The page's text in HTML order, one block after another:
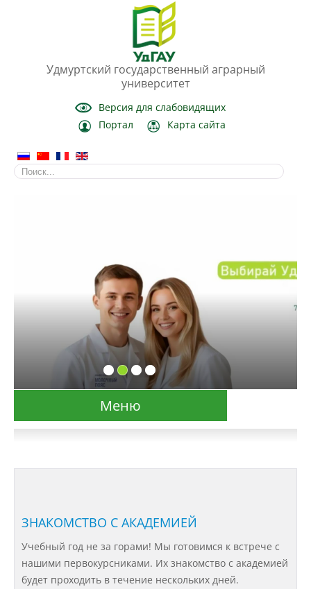
Удмуртский государственный аграрный
университет
Версия для слабовидящих
Портал
Карта сайта
Меню
Основные сведения
образовательной организацией
Документы
ЗНАКОМСТВО С АКАДЕМИЕЙ
Учебный год не за горами! Мы готовимся к встрече с
нашими первокурсниками. Их знакомство с академией
будет проходить в течение нескольких дней.